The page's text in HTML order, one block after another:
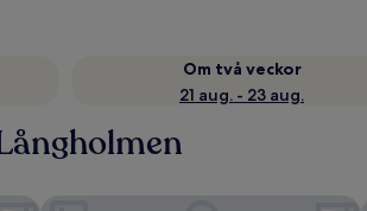
Om två veckor
21 aug. - 23 aug.